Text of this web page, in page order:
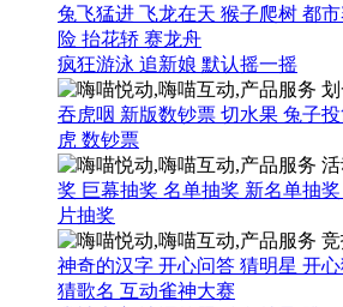
兔飞猛进 飞龙在天 猴子爬树 都
险 抬花轿 赛龙舟
疯狂游泳 追新娘 默认摇一摇
吞虎咽 新版数钞票 切水果 兔子
虎 数钞票
奖 巨幕抽奖 名单抽奖 新名单抽奖
片抽奖
神奇的汉字 开心问答 猜明星 开
猜歌名 互动雀神大赛